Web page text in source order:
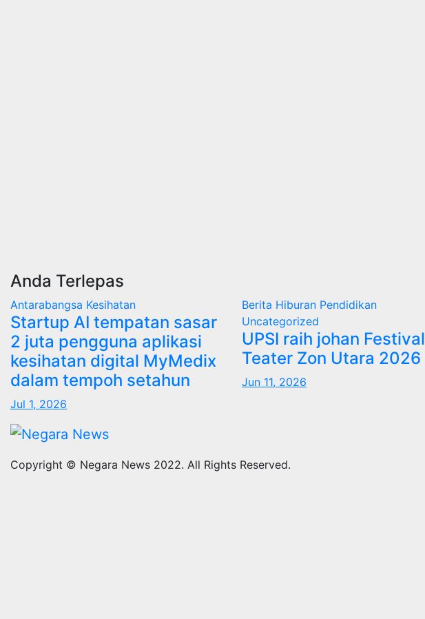
Anda Terlepas
Antarabangsa Kesihatan
Startup AI tempatan sasar
2 juta pengguna aplikasi
kesihatan digital MyMedix
dalam tempoh setahun
Jul 1, 2026
Berita Hiburan Pendidikan
Uncategorized
UPSI raih johan Festival
Teater Zon Utara 2026
Jun 11, 2026
Copyright © Negara News 2022. All Rights Reserved.